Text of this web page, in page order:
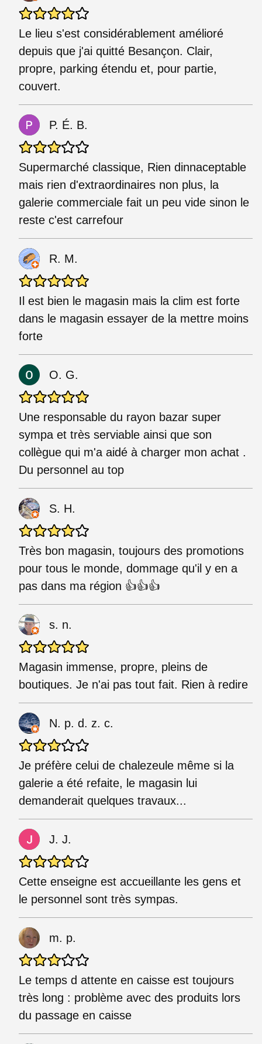
Le lieu s'est considérablement amélioré
depuis que j'ai quitté Besançon. Clair,
propre, parking étendu et, pour partie,
couvert.
P. É. B.
Supermarché classique, Rien dinnaceptable
mais rien d'extraordinaires non plus, la
galerie commerciale fait un peu vide sinon le
reste c'est carrefour
R. M.
Il est bien le magasin mais la clim est forte
dans le magasin essayer de la mettre moins
forte
O. G.
Une responsable du rayon bazar super
sympa et très serviable ainsi que son
collègue qui m'a aidé à charger mon achat .
Du personnel au top
S. H.
Très bon magasin, toujours des promotions
pour tous le monde, dommage qu'il y en a
pas dans ma région 👍👍👍
s. n.
Magasin immense, propre, pleins de
boutiques. Je n'ai pas tout fait. Rien à redire
N. p. d. z. c.
Je préfère celui de chalezeule même si la
galerie a été refaite, le magasin lui
demanderait quelques travaux...
J. J.
Cette enseigne est accueillante les gens et
le personnel sont très sympas.
m. p.
Le temps d attente en caisse est toujours
très long : problème avec des produits lors
du passage en caisse